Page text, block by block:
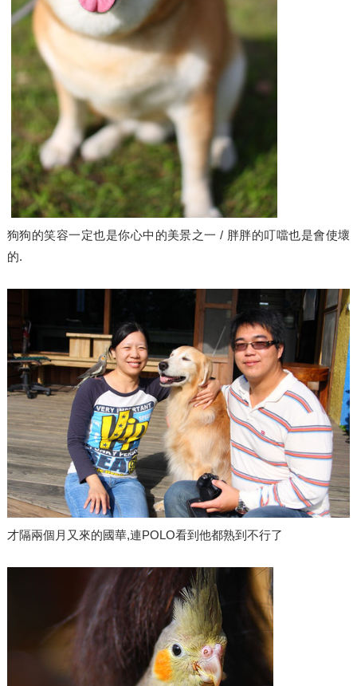
狗狗的笑容一定也是你心中的美景之一 / 胖胖的叮噹也是會使壞
的.
才隔兩個月又來的國華,連POLO看到他都熟到不行了